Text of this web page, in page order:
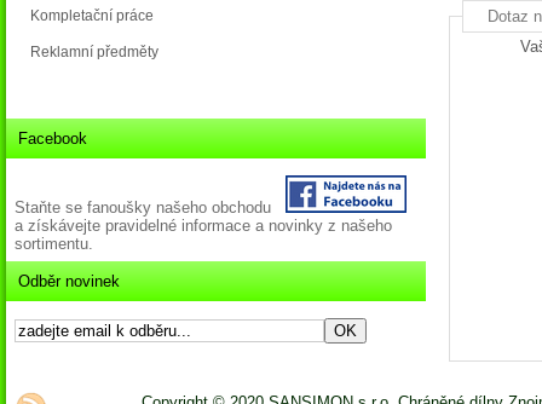
Kompletační práce
Reklamní předměty
Facebook
Staňte se fanoušky našeho obchodu
a získávejte pravidelné informace a novinky z našeho
sortimentu.
Odběr novinek
Dotaz